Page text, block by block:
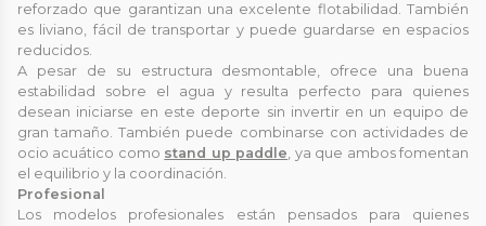
reforzado que garantizan una excelente flotabilidad. También
es liviano, fácil de transportar y puede guardarse en espacios
reducidos.
A pesar de su estructura desmontable, ofrece una buena
estabilidad sobre el agua y resulta perfecto para quienes
desean iniciarse en este deporte sin invertir en un equipo de
gran tamaño. También puede combinarse con actividades de
ocio acuático como stand up paddle, ya que ambos fomentan
el equilibrio y la coordinación.
Profesional
Los modelos profesionales están pensados para quienes